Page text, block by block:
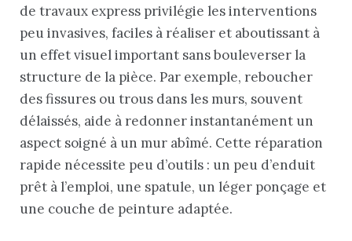
de travaux express privilégie les interventions
peu invasives, faciles à réaliser et aboutissant à
un effet visuel important sans bouleverser la
structure de la pièce. Par exemple, reboucher
des fissures ou trous dans les murs, souvent
délaissés, aide à redonner instantanément un
aspect soigné à un mur abîmé. Cette réparation
rapide nécessite peu d’outils : un peu d’enduit
prêt à l’emploi, une spatule, un léger ponçage et
une couche de peinture adaptée.